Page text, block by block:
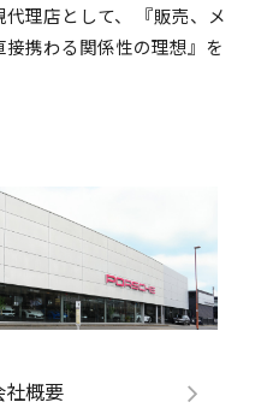
理店として、
『販売、メ
携わる関係性の理想』を
社概要